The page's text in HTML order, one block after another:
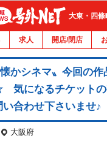
大東・四條
求人 開店/閉店
かシネマ〟今回の作
気になるチケット
合わせ下さいませ♪
大阪府